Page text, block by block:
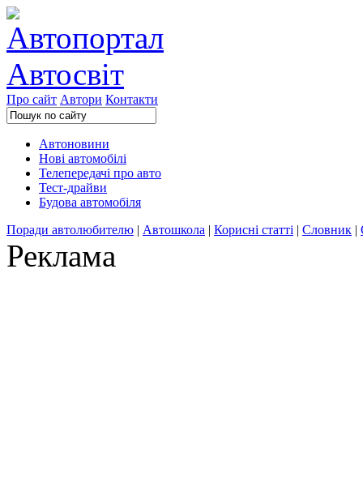
Про сайт Автори Контакти
Автоновини
Нові автомобілі
Телепередачі про авто
Тест-драйви
Будова автомобіля
Поради автолюбителю | Автошкола | Корисні статті | Словник |
Реклама